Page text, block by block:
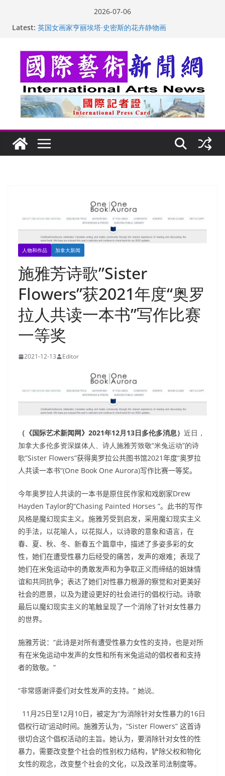
2026-07-06
Latest: 英国女画家亨丽埃塔·史密斯的花卉静物画
玛丽安娜·卡拉切娃的绘画：幽默和难以言喻的快乐
苏方 ：“字”得其乐
人物和作品 加拿大新闻
施雅芳诗歌”Sister
Flowers”获2021年度“奥罗
拉人共读一本书”写作比赛
一等奖
2021-12-13 Editor
（《国际艺术新闻网》2021年12月13日多伦多消息） 近日，
加拿大多伦多资深媒体人、诗人施雅芳致敬“米兔运动”的诗
歌”Sister Flowers”获得奥罗拉公共图书馆2021年度“奥罗拉
人共读一本书”(One Book One Aurora)写作比赛一等奖。
今年奥罗拉人共读的一本书是原住民作家和戏剧家Drew
Hayden Taylor的“Chasing Painted Horses ”。此书的写作
风格是魔幻现实主义。施雅芳受到启发，采用魔幻现实主义
的手法，以花喻人，以花拟人，以诗歌的意象和语言，在
春、夏、秋、冬、新春五个篇章中，描述了多姿多彩的女
性，她们在遭受性暴力后经受的痛苦，发声的艰难；表现了
她们在米兔运动中的勇敢发声和为争取正义而缔结的姐妹情
谊和共同抗争；表达了她们对性暴力根源的察觉和对更美好
社会的愿景，以及为建设更好的社会进行的倡权行动。诗歌
最后以魔幻现实主义的笔触呈现了一个消除了针对女性暴力
的世界。
施雅芳说： “此诗是对所有遭受性暴力女性的支持，也是对所
有在米兔运动中发声的女性和所有米兔运动的倡权者和支持
者的致敬。 ”
“非常感谢评委们对女性发声的支持。 ” 她说。
11 月25日至12月10日，被定为“为消除针对女性暴力的16日
倡权行动”运动时间。施雅芳认为， “Sister Flowers” 这首诗
很切合这个倡权活动的主旨。她认为，要消除针对女性的性
暴力，需要改变整个社会的性别权力结构，铲除父权和物化
女性的观念，改变整个社会的文化，以及改革司法制度等。